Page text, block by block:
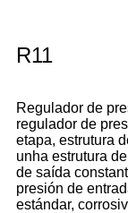
R11
Regulador de
regulador de
etapa, estrutura
unha estrutura
de saída
presión de
estándar,